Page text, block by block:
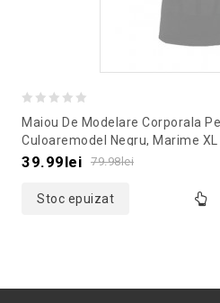
out
of
Maiou De Modelare Corporala
Culoaremodel Negru, Marime XL
79.98lei
39.99lei
Stoc epuizat